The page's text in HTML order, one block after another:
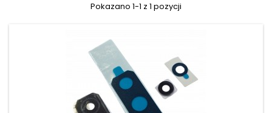
Pokazano 1-1 z 1 pozycji